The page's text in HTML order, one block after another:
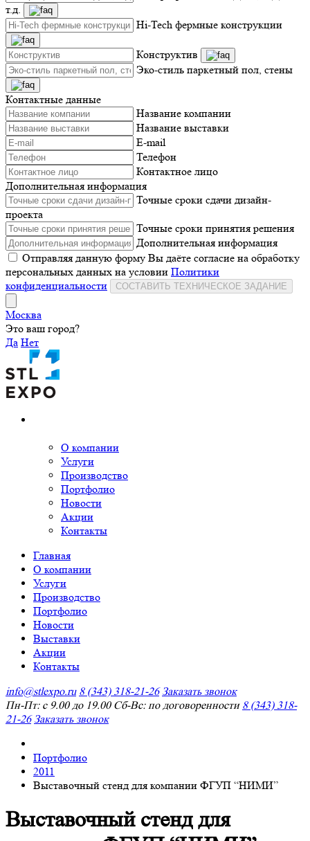
т.д.
Hi-Tech фермные конструкции
Конструктив
Эко-стиль паркетный пол, стены
Контактные данные
Название компании
Название выставки
E-mail
Телефон
Контактное лицо
Дополнительная информация
Точные сроки сдачи дизайн-
проекта
Точные сроки принятия решения
Дополнительная информация
Отправляя данную форму Вы даёте согласие на обработку
персональных данных на условии Политики
конфиденциальности
СОСТАВИТЬ ТЕХНИЧЕСКОЕ ЗАДАНИЕ
Москва
Это ваш город?
Да Нет
О компании
Услуги
Производство
Портфолио
Новости
Акции
Контакты
Главная
О компании
Услуги
Производство
Портфолио
Новости
Выставки
Акции
Контакты
info@stlexpo.ru 8 (343) 318-21-26 Заказать звонок
Пн-Пт: с 9.00 до 19.00 Сб-Вс: по договоренности 8 (343) 318-
21-26 Заказать звонок
Портфолио
2011
Выставочный стенд для компании ФГУП “НИМИ”
Выставочный стенд для